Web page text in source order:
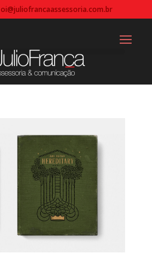
oi@juliofrancaassessoria.com.br